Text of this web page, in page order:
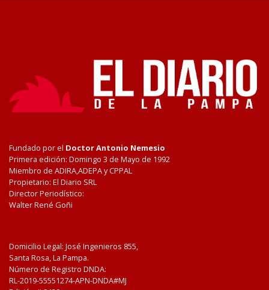
Fundado por el Doctor Antonio Nemesio
Primera edición: Domingo 3 de Mayo de 1992
Miembro de ADIRA,ADEPA y CPPAL
Propietario: El Diario SRL
Director Periodístico:
Walter René Goñi
Domicilio Legal: José Ingenieros 855,
Santa Rosa, La Pampa.
Número de Registro DNDA:
RL-2019-55551274-APN-DNDA#MJ